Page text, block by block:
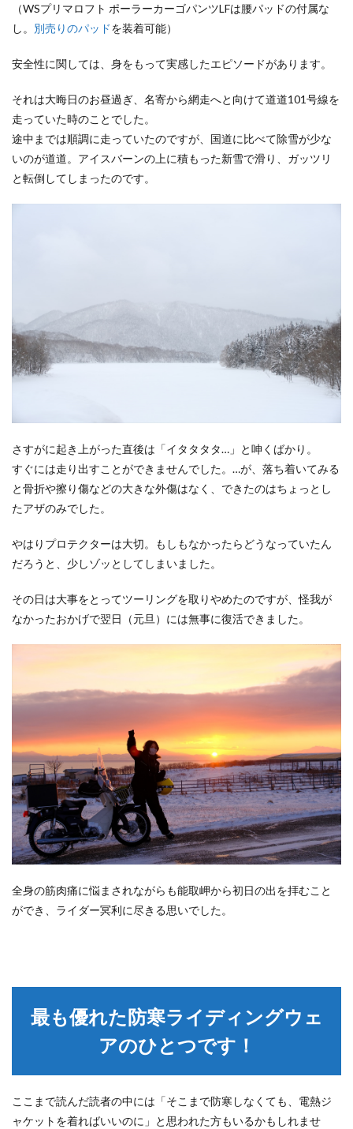
（WSプリマロフト ポーラーカーゴパンツLFは腰パッドの付属な
し。 別売りのパッドを装着可能）
安全性に関しては、身をもって実感したエピソードがあります。
それは大晦日のお昼過ぎ、名寄から網走へと向けて道道101号線を
走っていた時のことでした。
途中までは順調に走っていたのですが、国道に比べて除雪が少な
いのが道道。アイスバーンの上に積もった新雪で滑り、ガッツリ
と転倒してしまったのです。
さすがに起き上がった直後は「イタタタタ…」と呻くばかり。
すぐには走り出すことができませんでした。…が、落ち着いてみる
と骨折や擦り傷などの大きな外傷はなく、できたのはちょっとし
たアザのみでした。
やはりプロテクターは大切。もしもなかったらどうなっていたん
だろうと、少しゾッとしてしまいました。
その日は大事をとってツーリングを取りやめたのですが、怪我が
なかったおかげで翌日（元旦）には無事に復活できました。
全身の筋肉痛に悩まされながらも能取岬から初日の出を拝むこと
ができ、ライダー冥利に尽きる思いでした。
最も優れた防寒ライディングウェ
アのひとつです！
ここまで読んだ読者の中には「そこまで防寒しなくても、電熱ジ
ャケットを着ればいいのに」と思われた方もいるかもしれませ